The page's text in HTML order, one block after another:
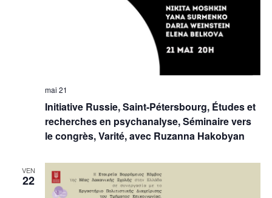
Initiative Russie, Saint-Pétersbourg, Études et
recherches en psychanalyse, Séminaire vers
le congrès, Varité, avec Ruzanna Hakobyan
mai 21
VEN
22